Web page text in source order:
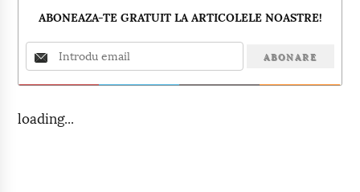
ABONEAZA-TE GRATUIT LA ARTICOLELE NOASTRE!
loading...